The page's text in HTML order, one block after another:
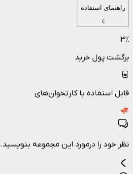
راهنمای استفاده
3٪
برگشت پول خرید
قابل استفاده با کارتخوان‌های
نظر خود را درمورد این مجموعه بنویسید.